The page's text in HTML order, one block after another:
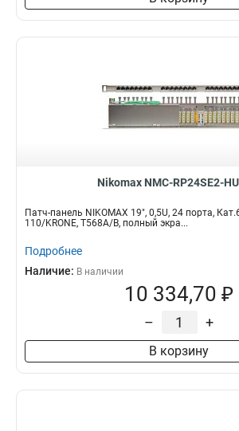
Nikomax NMC-RP24SE2-
Патч-панель NIKOMAX 19", 0,5U, 24 порта,
110/KRONE, T568A/B, полный экра...
Подробнее
Наличие: В наличии
10 334,70 ₽
– +
В корзину